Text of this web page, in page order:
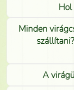
Minden
A